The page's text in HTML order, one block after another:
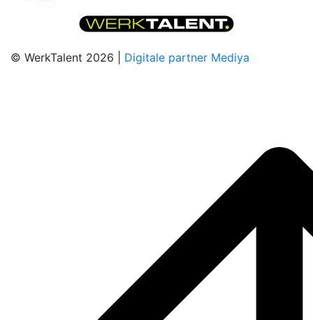
© WerkTalent 2026 | Digitale partner Mediya